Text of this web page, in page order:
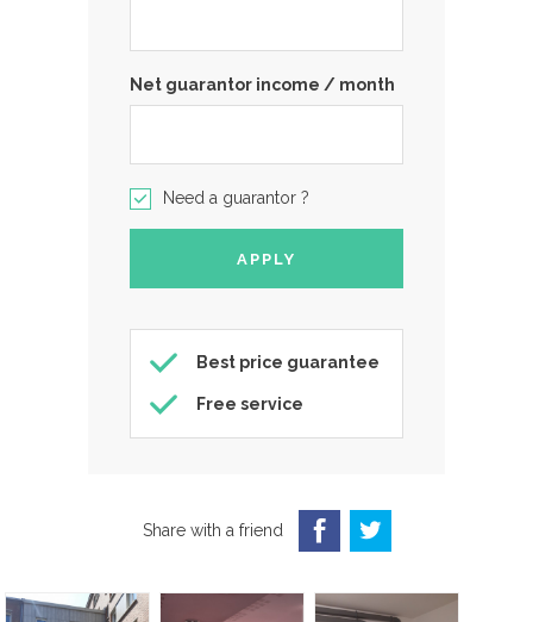
Net guarantor income / month
Need a guarantor ?
Best price guarantee
Free service
Share with a friend